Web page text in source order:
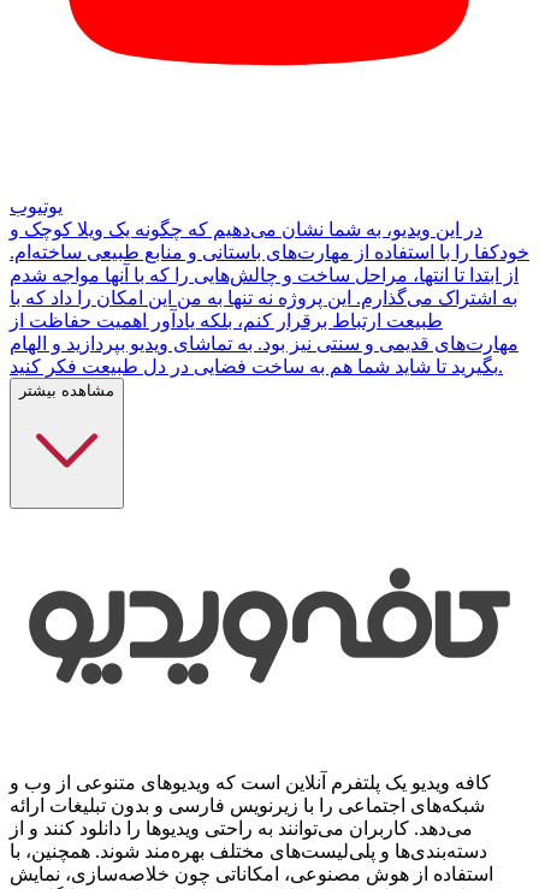
یوتیوب
در این ویدیو، به شما نشان می‌دهیم که چگونه یک ویلا کوچک و
خودکفا را با استفاده از مهارت‌های باستانی و منابع طبیعی ساخته‌ام.
از ابتدا تا انتها، مراحل ساخت و چالش‌هایی را که با آنها مواجه شدم
به اشتراک می‌گذارم. این پروژه نه تنها به من این امکان را داد که با
طبیعت ارتباط برقرار کنم، بلکه یادآور اهمیت حفاظت از
مهارت‌های قدیمی و سنتی نیز بود. به تماشای ویدیو بپردازید و الهام
بگیرید تا شاید شما هم به ساخت فضایی در دل طبیعت فکر کنید.
مشاهده بیشتر
کافه ویدیو یک پلتفرم آنلاین است که ویدیوهای متنوعی از وب و
شبکه‌های اجتماعی را با زیرنویس فارسی و بدون تبلیغات ارائه
می‌دهد. کاربران می‌توانند به راحتی ویدیوها را دانلود کنند و از
دسته‌بندی‌ها و پلی‌لیست‌های مختلف بهره‌مند شوند. همچنین، با
استفاده از هوش مصنوعی، امکاناتی چون خلاصه‌سازی، نمایش